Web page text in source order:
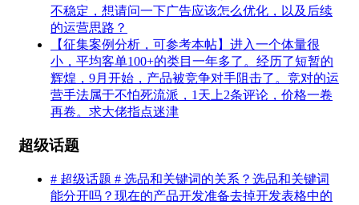
不稳定，想请问一下广告应该怎么优化，以及后续
的运营思路？
【征集案例分析，可参考本帖】进入一个体量很
小，平均客单100+的类目一年多了。经历了短暂的
辉煌，9月开始，产品被竞争对手阻击了。竞对的运
营手法属于不怕死流派，1天上2条评论，价格一卷
再卷。求大佬指点迷津
超级话题
# 超级话题 # 选品和关键词的关系？选品和关键词
能分开吗？现在的产品开发准备去掉开发表格中的